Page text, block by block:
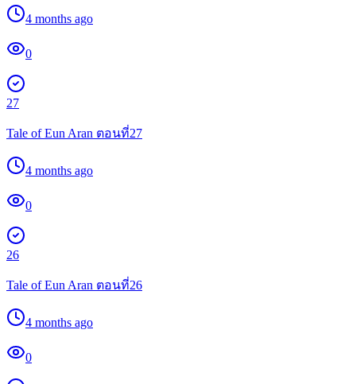
4 months ago
0
27
Tale of Eun Aran ตอนที่27
4 months ago
0
26
Tale of Eun Aran ตอนที่26
4 months ago
0